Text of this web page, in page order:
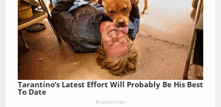
Tarantino’s Latest Effort Will Probably Be His Best
To Date
Brainberries